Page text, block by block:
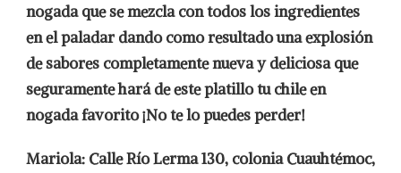
nogada que se mezcla con todos los ingredientes
en el paladar dando como resultado una explosión
de sabores completamente nueva y deliciosa que
seguramente hará de este platillo tu chile en
nogada favorito ¡No te lo puedes perder!
Mariola: Calle Río Lerma 130, colonia Cuauhtémoc,